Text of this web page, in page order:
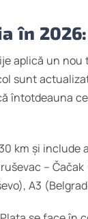
în
aplică un
sunt
întotdeauna
km și include
–
A3